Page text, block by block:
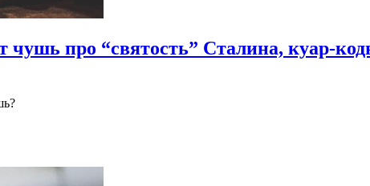
про “святость” Сталина, куар-